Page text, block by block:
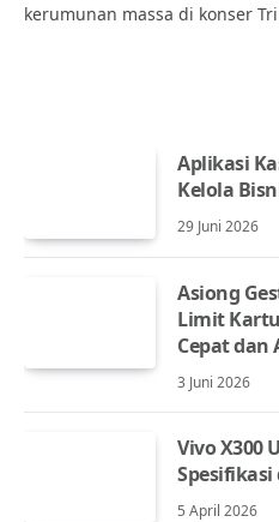
kerumunan massa di konser
Aplikasi
Kelola
29 Juni 2026
Asiong
Limit
Cepat dan
3 Juni 2026
Vivo X300
5 April 2026